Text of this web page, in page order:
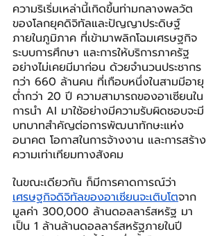
ความริเริ่มเหล่านี้เกิดขึ้นท่ามกลางพลวัต
ของโลกยุคดิจิทัลและปัญญาประดิษฐ์
ภายในภูมิภาค ที่เข้ามาพลิกโฉมเศรษฐกิจ
ระบบการศึกษา และการให้บริการภาครัฐ
อย่างไม่เคยมีมาก่อน ด้วยจำนวนประชากร
กว่า 660 ล้านคน ที่เกือบหนึ่งในสามมีอายุ
ต่ำกว่า 20 ปี ความสามารถของอาเซียนใน
การนำ AI มาใช้อย่างมีความรับผิดชอบจะมี
บทบาทสำคัญต่อการพัฒนาทักษะแห่ง
อนาคต โอกาสในการจ้างงาน และการสร้าง
ความเท่าเทียมทางสังคม
ในขณะเดียวกัน ก็มีการคาดการณ์ว่า
เศรษฐกิจดิจิทัลของอาเซียนจะเติบโตจาก
มูลค่า 300,000 ล้านดอลลาร์สหรัฐ มา
เป็น 1 ล้านล้านดอลลาร์สหรัฐภายในปี